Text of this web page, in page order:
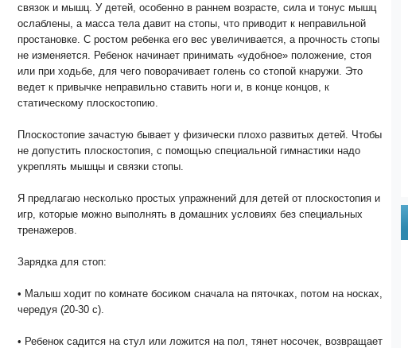
связок и мышц. У детей, особенно в раннем возрасте, сила и тонус мышц
ослаблены, а масса тела давит на стопы, что приводит к неправильной
простановке. С ростом ребенка его вес увеличивается, а прочность стопы
не изменяется. Ребенок начинает принимать «удобное» положение, стоя
или при ходьбе, для чего поворачивает голень со стопой кнаружи. Это
ведет к привычке неправильно ставить ноги и, в конце концов, к
статическому плоскостопию.
Плоскостопие зачастую бывает у физически плохо развитых детей. Чтобы
не допустить плоскостопия, с помощью специальной гимнастики надо
укреплять мышцы и связки стопы.
Я предлагаю несколько простых упражнений для детей от плоскостопия и
игр, которые можно выполнять в домашних условиях без специальных
тренажеров.
Зарядка для стоп:
• Малыш ходит по комнате босиком сначала на пяточках, потом на носках,
чередуя (20-30 с).
• Ребенок садится на стул или ложится на пол, тянет носочек, возвращает